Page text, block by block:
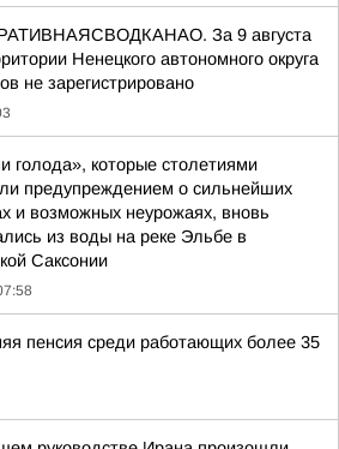
За 9 августа
Ненецкого автономного округа
не зарегистрировано
голода», которые столетиями
предупреждением о сильнейших
и возможных неурожаях, вновь
из воды на реке Эльбе в
Саксонии
пенсия среди работающих более 35